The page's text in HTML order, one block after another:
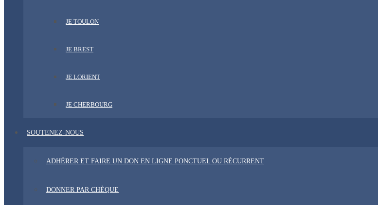
JE TOULON
JE BREST
JE LORIENT
JE CHERBOURG
SOUTENEZ-NOUS
ADHÉRER ET FAIRE UN DON EN LIGNE PONCTUEL OU RÉCURRENT
DONNER PAR CHÈQUE